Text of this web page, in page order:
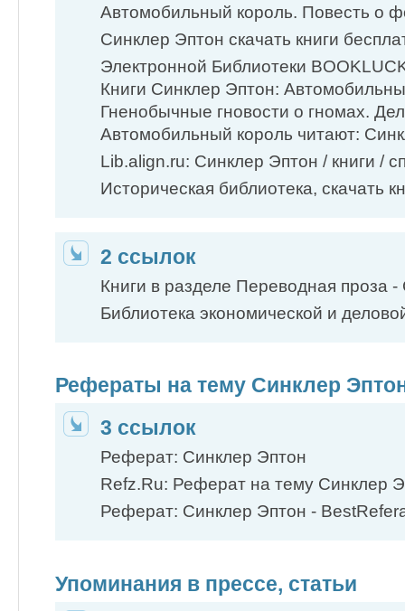
Автомобильный король. Повесть о
Синклер Эптон скачать книги
Электронной Библиотеки
Книги Синклер Эптон:
​Гненобычные гновости о гномах.
Автомобильный король ​читают:
Lib.align.ru: Синклер Эптон / книги /
Историческая библиотека, скачать
2 ссылок
Книги в разделе Переводная проза
Библиотека экономической и
Рефераты на тему Синклер
3 ссылок
Реферат: Синклер Эптон
Refz.Ru: Реферат на тему Синклер
Реферат: Синклер Эптон -
Упоминания в прессе, статьи